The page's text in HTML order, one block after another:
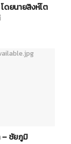
ดยนายสิงห์โต
– ชัยภูมิ